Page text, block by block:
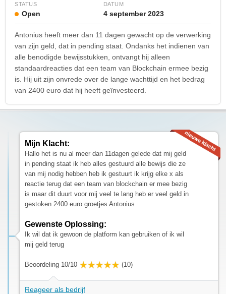
STATUS
Open
DATUM
4 september 2023
Antonius heeft meer dan 11 dagen gewacht op de verwerking
van zijn geld, dat in pending staat. Ondanks het indienen van
alle benodigde bewijsstukken, ontvangt hij alleen
standaardreacties dat een team van Blockchain ermee bezig
is. Hij uit zijn onvrede over de lange wachttijd en het bedrag
van 2400 euro dat hij heeft geïnvesteerd.
Mijn Klacht:
Hallo het is nu al meer dan 11dagen gelede dat mij geld
in pending staat ik heb alles gestuurd alle bewijs die ze
van mij nodig hebben heb ik gestuurt ik krijg elke x als
reactie terug dat een team van blockchain er mee bezig
is maar dit duurt voor mij veel te lang heb er veel geld in
gestoken 2400 euro groetjes Antonius
Gewenste Oplossing:
Ik wil dat ik gewoon de platform kan gebruiken of ik wil
mij geld terug
Beoordeling 10/10 (10)
Reageer als bedrijf